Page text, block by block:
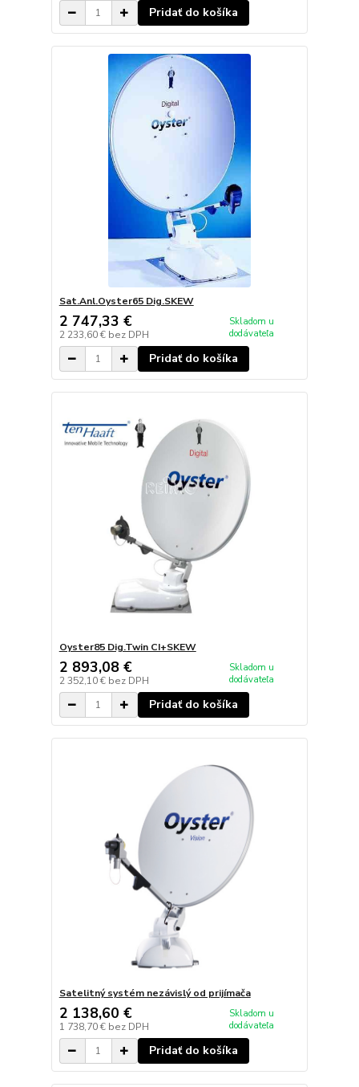
Pridať do košíka
Sat.Anl.Oyster65 Dig.SKEW
2 747,33 €
2 233,60 € bez DPH
Skladom u
dodávateľa
Pridať do košíka
Oyster85 Dig.Twin CI+SKEW
2 893,08 €
2 352,10 € bez DPH
Skladom u
dodávateľa
Pridať do košíka
Satelitný systém nezávislý od prijímača
2 138,60 €
1 738,70 € bez DPH
Skladom u
dodávateľa
Pridať do košíka